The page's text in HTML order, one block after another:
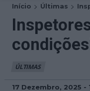
Início Últimas
ÚLTIMAS
17 Dezembro, 2025 -